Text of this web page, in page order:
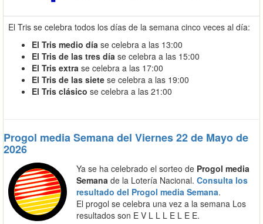
El Tris se celebra todos los días de la semana cinco veces al día:
El Tris medio día se celebra a las 13:00
El Tris de las tres día se celebra a las 15:00
El Tris extra se celebra a las 17:00
El Tris de las siete se celebra a las 19:00
El Tris clásico se celebra a las 21:00
Progol media Semana del Viernes 22 de Mayo de
2026
Ya se ha celebrado el sorteo de Progol media
Semana de la Lotería Nacional. Consulta los
resultado del Progol media Semana.
El progol se celebra una vez a la semana Los
resultados son E V L L L E L E E.